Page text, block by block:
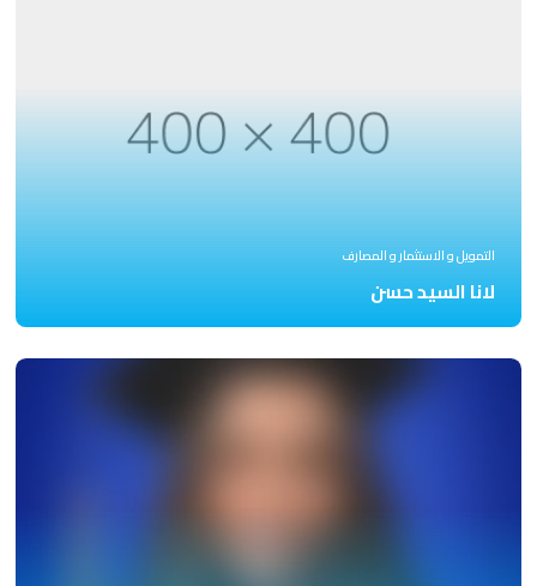
التمويل و الاستثمار و المصارف
لانا السيد حسن